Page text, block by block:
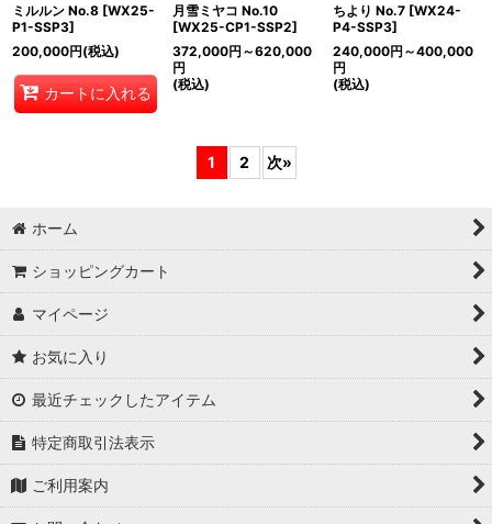
ミルルン No.8 [WX25-
P1-SSP3]
200,000円(税込)
カートに入れる
月雪ミヤコ No.10
[WX25-CP1-SSP2]
372,000円 ～620,000
円
(税込)
ちより No.7 [WX24-
P4-SSP3]
240,000円 ～400,000
円
(税込)
1 2 次»
ホーム
ショッピングカート
マイページ
お気に入り
最近チェックしたアイテム
特定商取引法表示
ご利用案内